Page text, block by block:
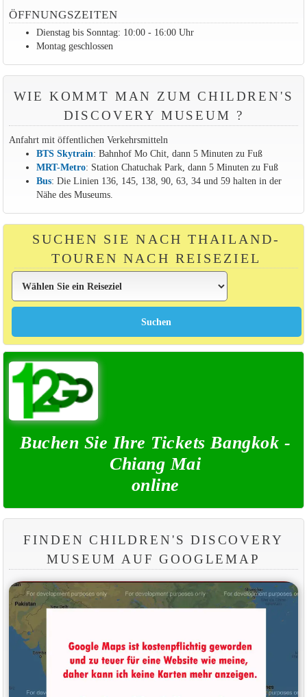
ÖFFNUNGSZEITEN
Dienstag bis Sonntag: 10:00 - 16:00 Uhr
Montag geschlossen
WIE KOMMT MAN ZUM CHILDREN'S
DISCOVERY MUSEUM ?
Anfahrt mit öffentlichen Verkehrsmitteln
BTS Skytrain: Bahnhof Mo Chit, dann 5 Minuten zu Fuß
MRT-Metro: Station Chatuchak Park, dann 5 Minuten zu Fuß
Bus: Die Linien 136, 145, 138, 90, 63, 34 und 59 halten in der
Nähe des Museums.
SUCHEN SIE NACH THAILAND-
TOUREN NACH REISEZIEL
Buchen Sie Ihre Tickets Bangkok -
Chiang Mai
online
FINDEN CHILDREN'S DISCOVERY
MUSEUM AUF GOOGLEMAP